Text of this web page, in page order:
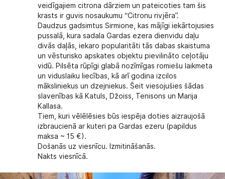
veidīgajiem citrona dārziem un pateicoties tam šis
krasts ir guvis nosaukumu “Citronu rivjēra”.
Daudzus gadsimtusSirmione , kas mājīgi iekārtojusies
pussalā, kura sadala Gardas ezera dienvidu daļu
divās daļās, iekaro popularitāti tās dabas skaistuma
un vēsturisko apskates objektu pievilināto ceļotāju
vidū. Pilsēta rūpīgi glabā nozīmīgas romiešu laikmeta
un viduslaiku liecības, kā arī godina izcilos
māksliniekus un dzejniekus. Šeit viesojušies šādas
slavenības kā Katuls, Džoiss, Tenisons un Marija
Kallasa.
Tiem, kuri vēlēlēsies būs iespēja doties aizraujošā
izbraucienā ar kuteri pa Gardas ezeru (papildus
maksa ~ 15 €).
Došanās uz viesnīcu. Izmitināšanās.
Nakts viesnīcā.